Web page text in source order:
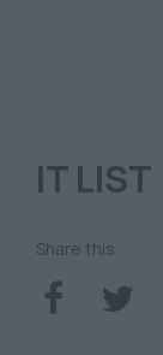
IT LIST
Share this